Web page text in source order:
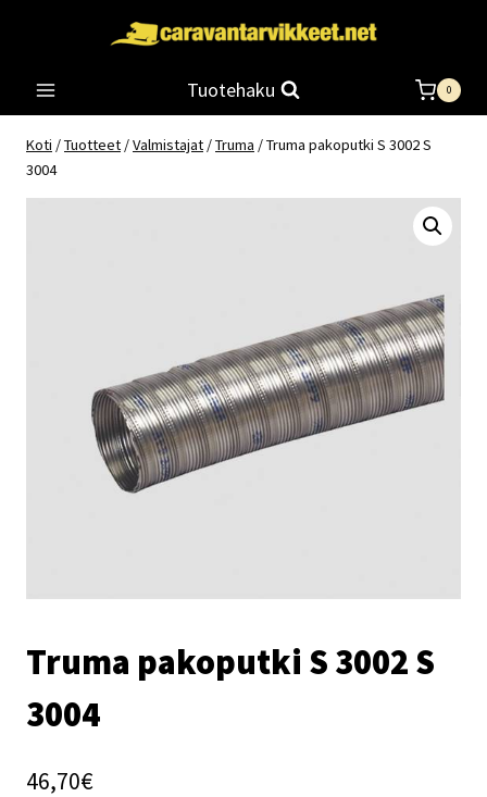
Tuotehaku 0
Koti /Tuotteet /Valmistajat /Truma /Truma pakoputki S 3002 S
3004
Truma pakoputki S 3002 S
3004
46,70€